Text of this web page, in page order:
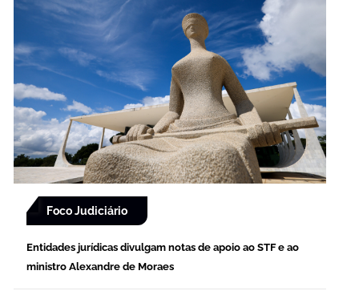
Foco Judiciário
Entidades jurídicas divulgam notas de apoio ao STF e ao
ministro Alexandre de Moraes